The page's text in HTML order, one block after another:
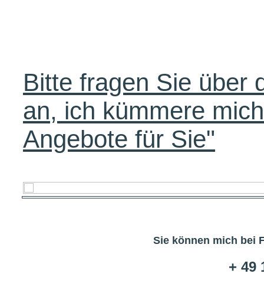
Bitte fragen Sie über
an, ich kümmere
Angebote für Sie"
Sie können mich bei
+ 49